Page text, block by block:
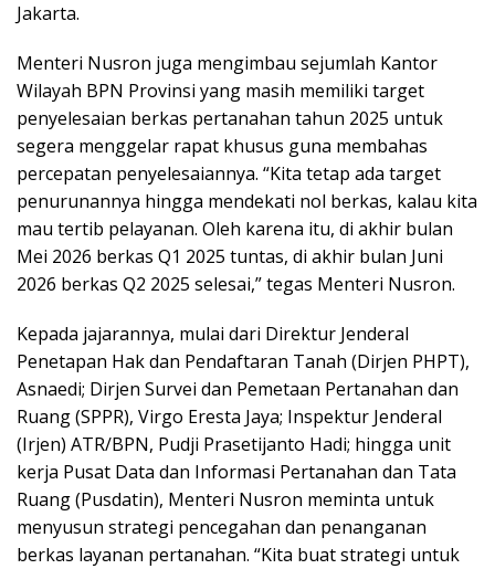
Jakarta.
Menteri Nusron juga mengimbau sejumlah Kantor
Wilayah BPN Provinsi yang masih memiliki target
penyelesaian berkas pertanahan tahun 2025 untuk
segera menggelar rapat khusus guna membahas
percepatan penyelesaiannya. “Kita tetap ada target
penurunannya hingga mendekati nol berkas, kalau kita
mau tertib pelayanan. Oleh karena itu, di akhir bulan
Mei 2026 berkas Q1 2025 tuntas, di akhir bulan Juni
2026 berkas Q2 2025 selesai,” tegas Menteri Nusron.
Kepada jajarannya, mulai dari Direktur Jenderal
Penetapan Hak dan Pendaftaran Tanah (Dirjen PHPT),
Asnaedi; Dirjen Survei dan Pemetaan Pertanahan dan
Ruang (SPPR), Virgo Eresta Jaya; Inspektur Jenderal
(Irjen) ATR/BPN, Pudji Prasetijanto Hadi; hingga unit
kerja Pusat Data dan Informasi Pertanahan dan Tata
Ruang (Pusdatin), Menteri Nusron meminta untuk
menyusun strategi pencegahan dan penanganan
berkas layanan pertanahan. “Kita buat strategi untuk